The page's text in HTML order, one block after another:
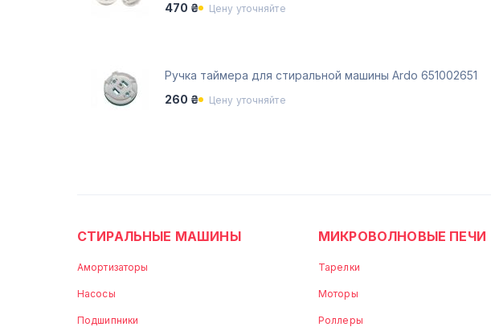
470 ₴
Цену уточняйте
Ручка таймера для стиральной машины Ardo 651002651
260 ₴
Цену уточняйте
СТИРАЛЬНЫЕ МАШИНЫ
Амортизаторы
Насосы
Подшипники
МИКРОВОЛНОВЫЕ ПЕЧИ
Тарелки
Моторы
Роллеры